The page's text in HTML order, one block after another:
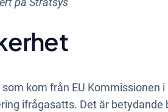
som kom från EU Kommissionen
ifrågasatts. Det är betydande